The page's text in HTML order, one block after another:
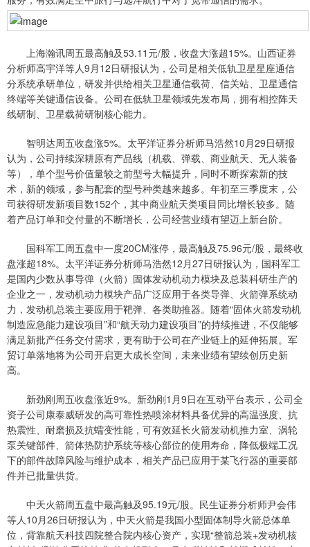
上海瀚讯周五最高触及53.11元/股，收盘大涨超15%。山西证券
分析师高宇洋等人9月12日研报认为，公司是相关低轨卫星星座通信
分系统承研单位，研发并供给相关卫星通信载荷、信关站、卫星通信
终端等关键通信设备。公司在低轨卫星领域先发布局，拥有相控阵天
线研制、卫星载荷研制核心能力。
智明达周五收盘涨5%。太平洋证券分析师马浩然10月29日研报
认为，公司持续深耕原有产品线（机载、弹载、商业航天、无人装备
等），单个型号价值量较之前型号大幅提升，同时不断探索新的技
术，新的领域，参与配套的型号种类越来越多。年初至三季度末，公
司获得研发新项目数152个，其中商业航天类项目同比增长较多。随
着产品订单和交付量的不断增长，公司经营业绩有望迈上新台阶。
国科军工周五盘中一度20CM涨停，最高触及75.96元/股，最终收
盘涨超18%。太平洋证券分析师马浩然12月27日研报认为，国科军工
是国内少数从事导弹（火箭）固体发动机动力模块及总装科研生产的
企业之一，发动机动力模块产品广泛应用于各类导弹、火箭弹系统动
力，发动机总装主要应用于靶弹、各类助推器。随着“固体火箭发动机
制造应急能力建设项目”和“航天动力建设项目”的持续推进，不仅能够
满足新批产任务交付需求，更有助于公司在产业链上的延伸拓展。军
贸订单落地将为公司开启更大成长空间，未来业绩有望续创历史新
高。
新劲刚周五收盘涨近9%。新劲刚1月9日在互动平台表示，公司全
资子公司康泰威研发的高可靠性热喷涂材料具备优异的高温强度、抗
热震性、耐磨损及抗蠕变性能，可有效延长火箭发动机推力室、涡轮
泵关键部件、箭体热防护系统等核心部位的使用寿命，降低极端工况
下的部件故障风险与维护成本，相关产品已应用于某飞行器的重要部
件并已批量供货。
中天火箭周五盘中最高触及95.19元/股。民生证券分析师尹会伟
等人10月26日研报认为，中天火箭是我国小型固体制导火箭总体单
位，背靠航天科技四院整合院内核心资产，实现“整箭总装+发动机核